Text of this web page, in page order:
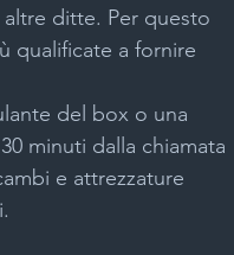
ditte. Per questo
qualificate a fornire
del box o una
minuti dalla chiamata
e attrezzature